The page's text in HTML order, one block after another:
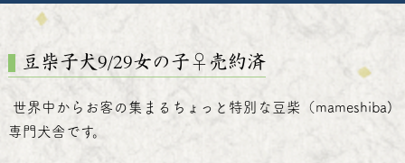
豆柴子犬9/29女の子♀売約済
世界中からお客の集まるちょっと特別な豆柴（mameshiba)
専門犬舎です。